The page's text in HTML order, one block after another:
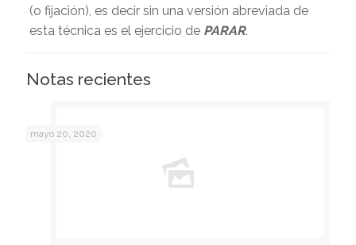
(o fijación), es decir sin una versión abreviada de
esta técnica es el ejercicio de PARAR.
Notas recientes
mayo 20, 2020